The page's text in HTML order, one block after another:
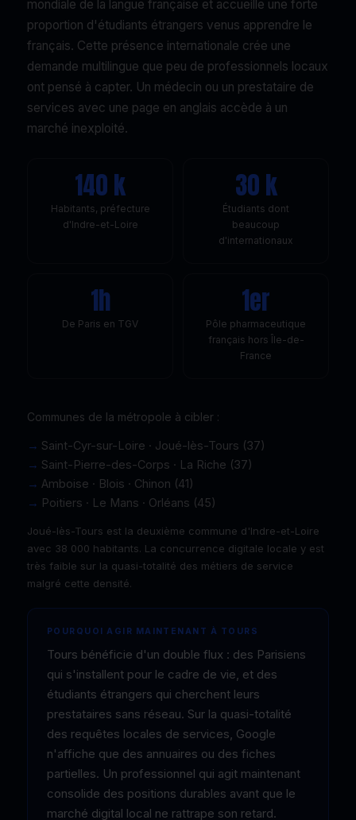
mondiale de la langue française et accueille une forte
proportion d'étudiants étrangers venus apprendre le
français. Cette présence internationale crée une
demande multilingue que peu de professionnels locaux
ont pensé à capter. Un médecin ou un prestataire de
services avec une page en anglais accède à un
marché inexploité.
140 k
Habitants, préfecture
d'Indre-et-Loire
30 k
Étudiants dont
beaucoup
d'internationaux
1h
De Paris en TGV
1er
Pôle pharmaceutique
français hors Île-de-
France
Communes de la métropole à cibler :
Saint-Cyr-sur-Loire · Joué-lès-Tours (37)
Saint-Pierre-des-Corps · La Riche (37)
Amboise · Blois · Chinon (41)
Poitiers · Le Mans · Orléans (45)
Joué-lès-Tours est la deuxième commune d'Indre-et-Loire
avec 38 000 habitants. La concurrence digitale locale y est
très faible sur la quasi-totalité des métiers de service
malgré cette densité.
POURQUOI AGIR MAINTENANT À TOURS
Tours bénéficie d'un double flux : des Parisiens
qui s'installent pour le cadre de vie, et des
étudiants étrangers qui cherchent leurs
prestataires sans réseau. Sur la quasi-totalité
des requêtes locales de services, Google
n'affiche que des annuaires ou des fiches
partielles. Un professionnel qui agit maintenant
consolide des positions durables avant que le
marché digital local ne rattrape son retard.